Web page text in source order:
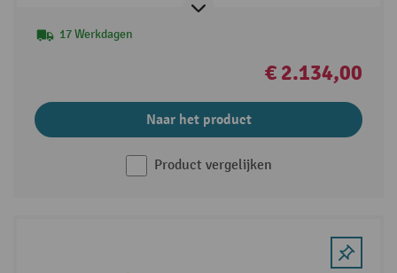
17 Werkdagen
€ 2.134,00
Naar het product
Product vergelijken